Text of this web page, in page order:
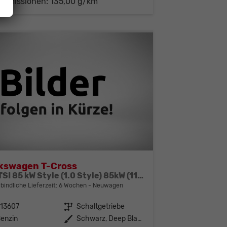
T-Cross
1.0 TSI 85 kW Style (1.0 Style) 85kW (116 PS) 6-Gang Schaltgetriebe
Lieferzeit:6 Wochen Neuwagen
Getriebe Schaltgetriebe
Außenfarbe
Schwarz, Deep Black Perleffekt (2T)